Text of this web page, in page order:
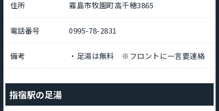
住所 霧島市牧園町高千穂3865
電話番号 0995-78-2831
備考 ・足湯は無料 ※フロントに一言要連絡
指宿駅の足湯